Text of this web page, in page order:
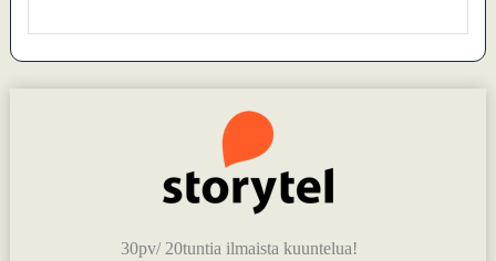
30pv/ 20tuntia ilmaista kuuntelua!